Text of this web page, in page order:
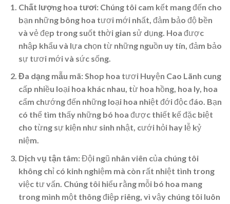
Chất lượng hoa tươi: Chúng tôi cam kết mang đến cho
bạn những bông hoa tươi mới nhất, đảm bảo độ bền
và vẻ đẹp trong suốt thời gian sử dụng. Hoa được
nhập khẩu và lựa chọn từ những nguồn uy tín, đảm bảo
sự tươi mới và sức sống.
Đa dạng mẫu mã: Shop hoa tươi Huyện Cao Lãnh cung
cấp nhiều loại hoa khác nhau, từ hoa hồng, hoa ly, hoa
cẩm chướng đến những loại hoa nhiệt đới độc đáo. Bạn
có thể tìm thấy những bó hoa được thiết kế đặc biệt
cho từng sự kiện như sinh nhật, cưới hỏi hay lễ kỷ
niệm.
Dịch vụ tận tâm: Đội ngũ nhân viên của chúng tôi
không chỉ có kinh nghiệm mà còn rất nhiệt tình trong
việc tư vấn. Chúng tôi hiểu rằng mỗi bó hoa mang
trong mình một thông điệp riêng, vì vậy chúng tôi luôn